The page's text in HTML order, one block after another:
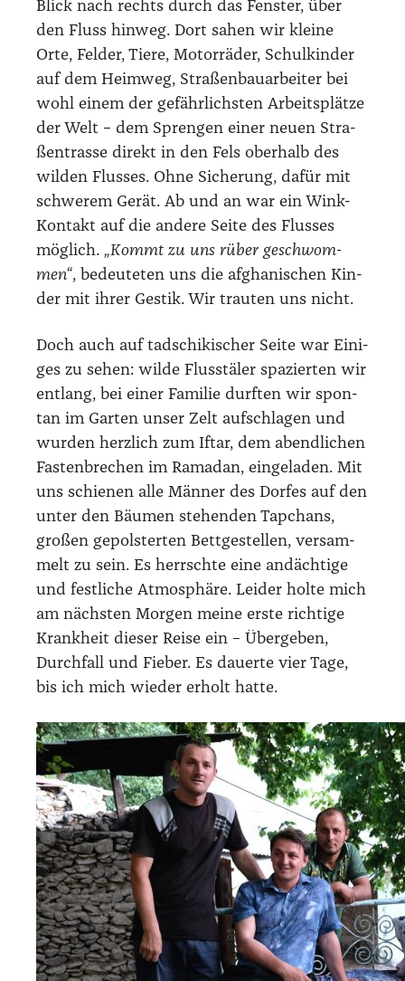
Blick nach rechts durch das Fens­ter, über
den Fluss hin­weg. Dort sahen wir klei­ne
Orte, Fel­der, Tie­re, Motor­rä­der, Schul­kin­der
auf dem Heim­weg, Stra­ßen­bau­ar­bei­ter bei
wohl einem der gefähr­lichs­ten Arbeits­plät­ze
der Welt – dem Spren­gen einer neu­en Stra­
ßen­tras­se direkt in den Fels ober­halb des
wil­den Flus­ses. Ohne Siche­rung, dafür mit
schwe­rem Gerät. Ab und an war ein Wink-
Kon­takt auf die ande­re Sei­te des Flus­ses
mög­lich. „Kommt zu uns rüber geschwom­
men“, bedeu­te­ten uns die afgha­ni­schen Kin­
der mit ihrer Ges­tik. Wir trau­ten uns nicht.
Doch auch auf tadschi­ki­scher Sei­te war Eini­
ges zu sehen: wil­de Fluss­tä­ler spa­zier­ten wir
ent­lang, bei einer Fami­lie durf­ten wir spon­
tan im Gar­ten unser Zelt auf­schla­gen und
wur­den herz­lich zum Ift­ar, dem abend­li­chen
Fas­ten­bre­chen im Rama­dan, ein­ge­la­den. Mit
uns schie­nen alle Män­ner des Dor­fes auf den
unter den Bäu­men ste­hen­den Tap­chans,
gro­ßen gepols­ter­ten Bett­ge­stel­len, ver­sam­
melt zu sein. Es herrsch­te eine andäch­ti­ge
und fest­li­che Atmo­sphä­re. Lei­der hol­te mich
am nächs­ten Mor­gen mei­ne ers­te rich­ti­ge
Krank­heit die­ser Rei­se ein – Über­ge­ben,
Durch­fall und Fie­ber. Es dau­er­te vier Tage,
bis ich mich wie­der erholt hat­te.